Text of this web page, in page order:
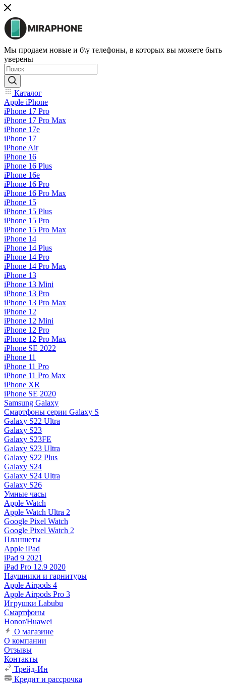
Мы продаем новые и б\у телефоны, в которых вы можете быть
уверены
Каталог
Apple iPhone
iPhone 17 Pro
iPhone 17 Pro Max
iPhone 17e
iPhone 17
iPhone Air
iPhone 16
iPhone 16 Plus
iPhone 16e
iPhone 16 Pro
iPhone 16 Pro Max
iPhone 15
iPhone 15 Plus
iPhone 15 Pro
iPhone 15 Pro Max
iPhone 14
iPhone 14 Plus
iPhone 14 Pro
iPhone 14 Pro Max
iPhone 13
iPhone 13 Mini
iPhone 13 Pro
iPhone 13 Pro Max
iPhone 12
iPhone 12 Mini
iPhone 12 Pro
iPhone 12 Pro Max
iPhone SE 2022
iPhone 11
iPhone 11 Pro
iPhone 11 Pro Max
iPhone XR
iPhone SE 2020
Samsung Galaxy
Смартфоны серии Galaxy S
Galaxy S22 Ultra
Galaxy S23
Galaxy S23FE
Galaxy S23 Ultra
Galaxy S22 Plus
Galaxy S24
Galaxy S24 Ultra
Galaxy S26
Умные часы
Apple Watch
Apple Watch Ultra 2
Google Pixel Watch
Google Pixel Watch 2
Планшеты
Apple iPad
iPad 9 2021
iPad Pro 12.9 2020
Наушники и гарнитуры
Apple Airpods 4
Apple Airpods Pro 3
Игрушки Labubu
Смартфоны
Honor/Huawei
О магазине
О компании
Отзывы
Контакты
Трейд-Ин
Кредит и рассрочка